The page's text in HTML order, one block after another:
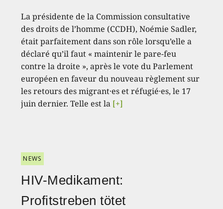
La présidente de la Commission consultative
des droits de l’homme (CCDH), Noémie Sadler,
était parfaitement dans son rôle lorsqu’elle a
déclaré qu’il faut « maintenir le pare-feu
contre la droite », après le vote du Parlement
européen en faveur du nouveau règlement sur
les retours des migrant·es et réfugié·es, le 17
juin dernier. Telle est la [+]
NEWS
HIV-Medikament:
Profitstreben tötet